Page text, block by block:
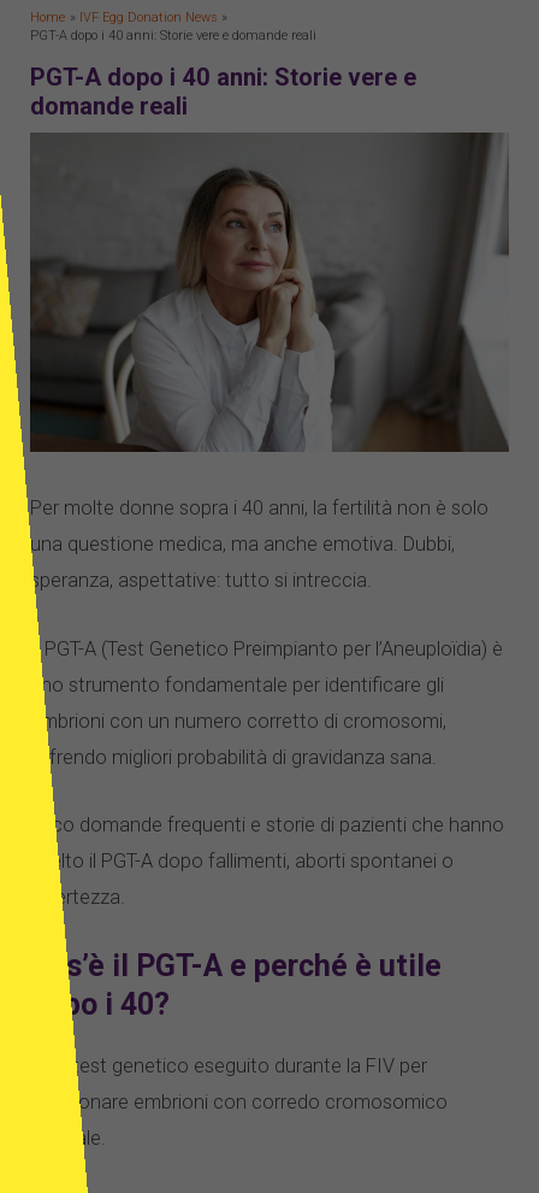
Home
IVF Egg Donation News
PGT-A dopo i 40 anni: Storie vere e domande reali
PGT-A dopo i 40 anni: Storie vere e
domande reali
Per molte donne sopra i 40 anni, la fertilità non è solo
una questione medica, ma anche emotiva. Dubbi,
speranza, aspettative: tutto si intreccia.
Il PGT-A (Test Genetico Preimpianto per l’Aneuploïdia) è
uno strumento fondamentale per identificare gli
embrioni con un numero corretto di cromosomi,
offrendo migliori probabilità di gravidanza sana.
Ecco domande frequenti e storie di pazienti che hanno
scelto il PGT-A dopo fallimenti, aborti spontanei o
incertezza.
Cos’è il PGT-A e perché è utile
dopo i 40?
È un test genetico eseguito durante la FIV per
selezionare embrioni con corredo cromosomico
normale.